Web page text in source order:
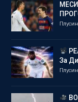
За